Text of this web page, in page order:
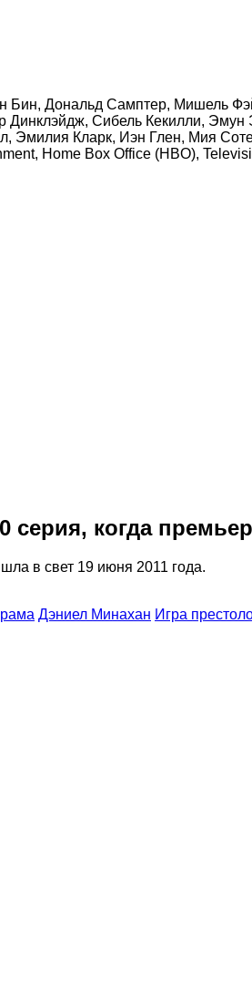
Бин, Дональд Самптер, Мишель
Сибель Кекилли,
Эмилия Кларк, Иэн Глен, Мия
Home Box Office (HBO),
серия, когда
в свет 19 июня 2011 года.
Дэниел Минахан Игра